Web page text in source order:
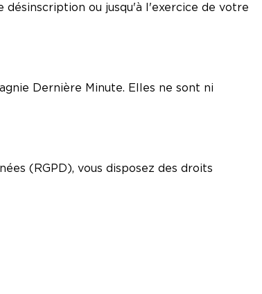
désinscription ou jusqu'à l'exercice de votre
Dernière Minute. Elles ne sont ni
(RGPD), vous disposez des droits